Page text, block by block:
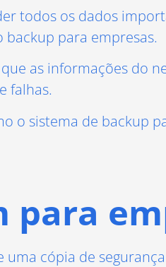
todos os dados
para empresas.
as informações do
falhas.
o sistema de backup
para
cópia de